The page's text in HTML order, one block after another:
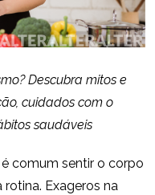
Descubra mitos e
cuidados com o
saudáveis
comum sentir o corpo
Exageros na